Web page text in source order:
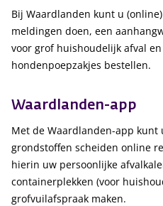
Bij Waardlanden kunt u
meldingen doen, een
voor grof huishoudelijk afval
hondenpoepzakjes bestellen.
Waardlanden-app
Met de Waardlanden-app kunt
grondstoffen scheiden online
hierin uw persoonlijke
containerplekken (voor
grofvuilafspraak maken.